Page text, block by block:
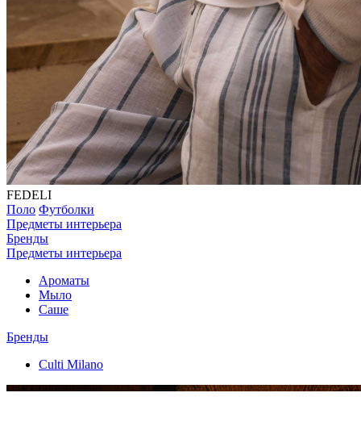
FEDELI
Поло Футболки
Предметы интерьера
Бренды
Предметы интерьера
Ароматы
Мыло
Саше
Бренды
Culti Milano